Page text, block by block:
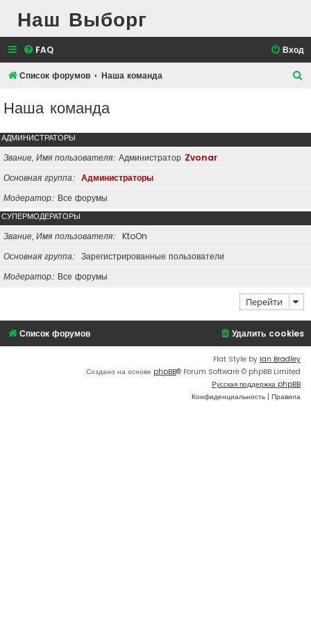
Наш Выборг
FAQ Вход
Список форумов Наша команда
к
Наша команда
АДМИНИСТРАТОРЫ
Звание, Имя пользователя Администратор Zvonar
Основная группа
Администраторы
Модератор Все форумы
СУПЕРМОДЕРАТОРЫ
Звание, Имя пользователя
KtoOn
Основная группа
Зарегистрированные пользователи
Модератор Все форумы
Перейти
Список форумов Удалить cookies
Flat Style by Ian Bradley
Создано на основе phpBB® Forum Software © phpBB Limited
Русская поддержка phpBB
Конфиденциальность | Правила